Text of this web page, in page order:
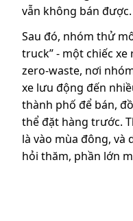
vẫn không bán được.
Sau đó, nhóm thử
truck” - một chiếc
zero-waste, nơi
xe lưu động đến
thành phố để bán,
thể đặt hàng trước.
là vào mùa đông,
hỏi thăm, phần lớn